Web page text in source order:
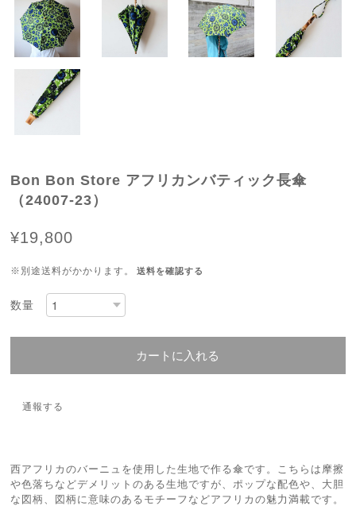
Bon Bon Store アフリカンバティック長傘
（24007-23）
¥19,800
※別途送料がかかります。 送料を確認する
数量
カートに入れる
通報する
西アフリカのバーニュを使用した生地で作る傘です。こちらは摩擦
や色落ちなどデメリットのある生地ですが、ポップな配色や、大胆
な図柄、図柄に意味のあるモチーフなどアフリカの魅力満載です。